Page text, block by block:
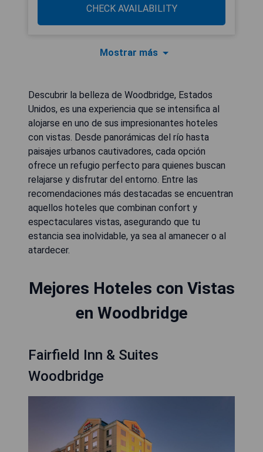
CHECK AVAILABILITY
Mostrar más
Descubrir la belleza de Woodbridge, Estados
Unidos, es una experiencia que se intensifica al
alojarse en uno de sus impresionantes hoteles
con vistas. Desde panorámicas del río hasta
paisajes urbanos cautivadores, cada opción
ofrece un refugio perfecto para quienes buscan
relajarse y disfrutar del entorno. Entre las
recomendaciones más destacadas se encuentran
aquellos hoteles que combinan confort y
espectaculares vistas, asegurando que tu
estancia sea inolvidable, ya sea al amanecer o al
atardecer.
Mejores Hoteles con Vistas
en Woodbridge
Fairfield Inn & Suites
Woodbridge